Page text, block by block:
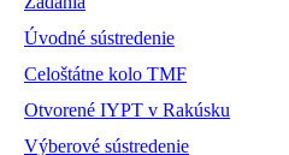
Úvodné sústredenie
Celoštátne kolo TMF
Otvorené IYPT v Rakúsku
Výberové sústredenie